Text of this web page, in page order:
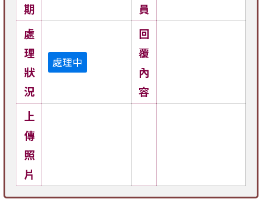
期
員
處
理
狀
況
處理中
回
覆
內
容
上
傳
照
片